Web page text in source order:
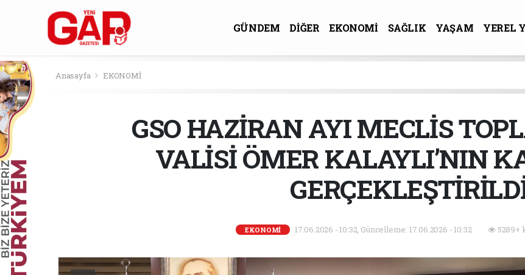
GÜNDEM DİĞER EKONOMİ SAĞLIK YAŞAM
YEREL
Anasayfa EKONOMİ
GSO HAZİRAN AYI MECLİS
VALİSİ ÖMER KALAYLI’NIN
EKONOMİ 17.06.2026 - 10:32, Güncelleme: 17.06.2026 - 10:32 5289+